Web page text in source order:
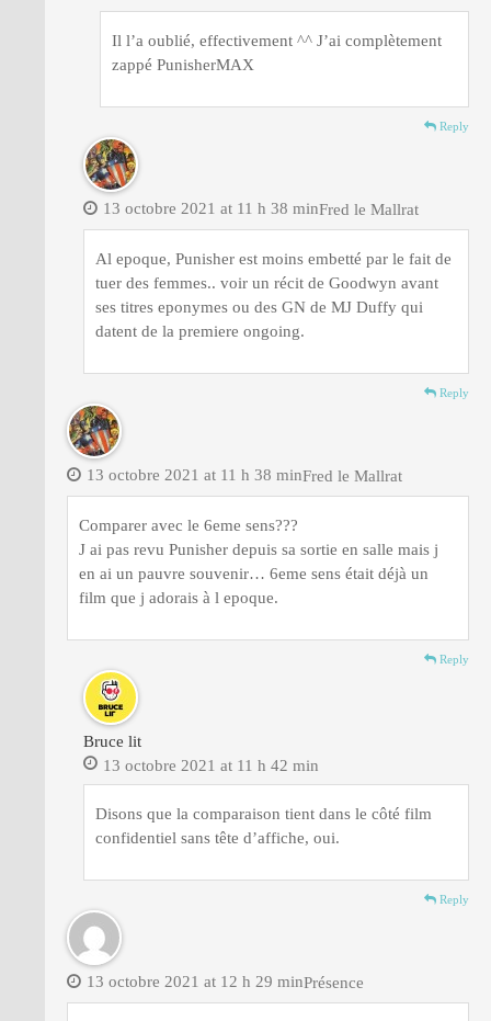
Il l’a oublié, effectivement ^^ J’ai complètement
zappé PunisherMAX
Reply
Fred le Mallrat
13 octobre 2021 at 11 h 38 min
Al epoque, Punisher est moins embetté par le fait de
tuer des femmes.. voir un récit de Goodwyn avant
ses titres eponymes ou des GN de MJ Duffy qui
datent de la premiere ongoing.
Reply
Fred le Mallrat
13 octobre 2021 at 11 h 38 min
Comparer avec le 6eme sens???
J ai pas revu Punisher depuis sa sortie en salle mais j
en ai un pauvre souvenir… 6eme sens était déjà un
film que j adorais à l epoque.
Reply
Bruce lit
13 octobre 2021 at 11 h 42 min
Disons que la comparaison tient dans le côté film
confidentiel sans tête d’affiche, oui.
Reply
Présence
13 octobre 2021 at 12 h 29 min